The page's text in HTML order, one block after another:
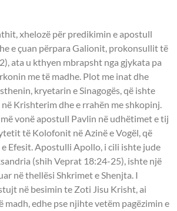
xhelozë për predikimin e apostull
e çuan përpara Galionit, prokonsullit të
ata u kthyen mbrapsht nga gjykata pa
me të madhe. Plot me inat dhe
kryetarin e Sinagogës, që ishte
Krishterim dhe e rrahën me shkopinj.
vonë apostull Pavlin në udhëtimet e tij
të Kolofonit në Azinë e Vogël, që
Efesit. Apostulli Apollo, i cili ishte jude
(shih Veprat 18:24-25), ishte një
në thellësi Shkrimet e Shenjta. I
në besimin te Zoti Jisu Krisht, ai
madh, edhe pse njihte vetëm pagëzimin e